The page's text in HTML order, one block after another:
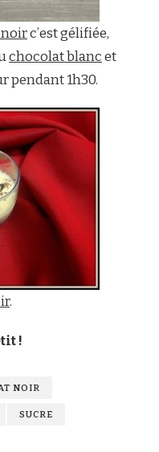
c’est gélifiée,
chocolat blancet
pendant 1h30.
.
!
NOIR
SUCRE